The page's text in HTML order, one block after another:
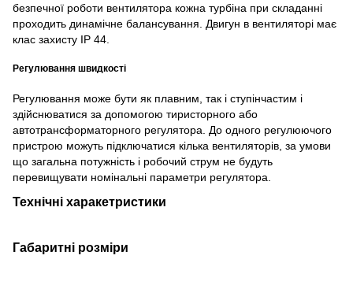
безпечної роботи вентилятора кожна турбіна при складанні
проходить динамічне балансування. Двигун в вентиляторі має
клас захисту IP 44.
Регулювання швидкості
Регулювання може бути як плавним, так і ступінчастим і
здійснюватися за допомогою тиристорного або
автотрансформаторного регулятора. До одного регулюючого
пристрою можуть підключатися кілька вентиляторів, за умови
що загальна потужність і робочий струм не будуть
перевищувати номінальні параметри регулятора.
Технічні харакетристики
Габаритні розміри